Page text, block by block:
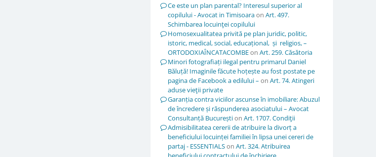
Ce este un plan parental? Interesul superior al
copilului - Avocat in Timisoaraon Art. 497.
Schimbarea locuinţei copilului
Homosexualitatea privită pe plan juridic, politic,
istoric, medical, social, educațional, și religios, –
ORTODOXIAÎNCATACOMBEon Art. 259. Căsătoria
Minori fotografiați ilegal pentru primarul Daniel
Băluță! Imaginile făcute hoțește au fost postate pe
pagina de Facebook a edilului – on Art. 74. Atingeri
aduse vieţii private
Garanția contra viciilor ascunse în imobiliare: Abuzul
de încredere și răspunderea asociatului – Avocat
Consultanță Bucureștion Art. 1707. Condiţii
Admisibilitatea cererii de atribuire la divorț a
beneficiului locuinței familiei în lipsa unei cereri de
partaj - ESSENTIALSon Art. 324. Atribuirea